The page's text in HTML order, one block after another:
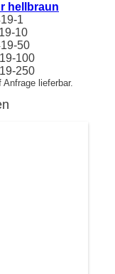
hellbraun
-1
-10
-50
-100
-250
lieferbar.